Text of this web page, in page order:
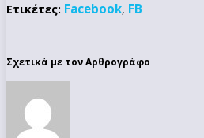
Ετικέτες: Facebook, FB
Σχετικά με τον Αρθρογράφο